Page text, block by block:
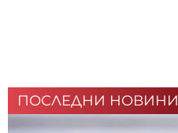
ПОСЛЕДНИ НОВИНИ